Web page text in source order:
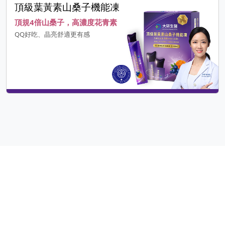
頂級葉黃素山桑子機能凍
頂規4倍山桑子，高濃度花青素
QQ好吃、晶亮舒適更有感